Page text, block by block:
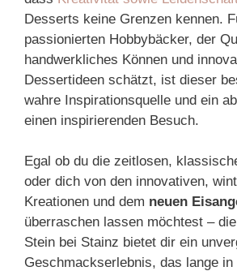
Desserts keine Grenzen kennen.
passionierten Hobbybäcker, der
handwerkliches Können und
Dessertideen schätzt, ist dieser
wahre Inspirationsquelle und ein
einen inspirierenden Besuch.
Egal ob du die zeitlosen,
oder dich von den innovativen,
Kreationen und dem neuen
überraschen lassen möchtest –
Stein bei Stainz bietet dir ein
Geschmackserlebnis, das lange in